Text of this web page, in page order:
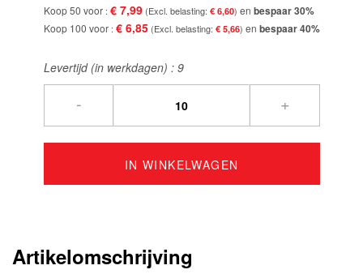
Koop 50 voor € 7,99 € 6,60 en bespaar30%
Koop 100 voor € 6,85 € 5,66 en bespaar40%
Levertijd (in werkdagen) : 9
- +
IN WINKELWAGEN
Artikelomschrijving